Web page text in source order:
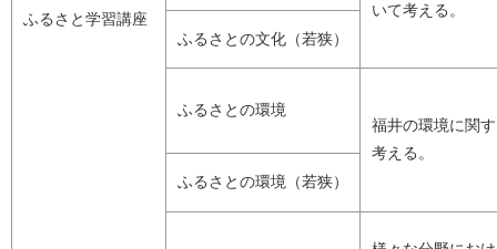
ふるさと学習講座
いて考える。
ふるさとの文化（若狭）
ふるさとの環境
福井の環境に関
考える。
ふるさとの環境（若狭）